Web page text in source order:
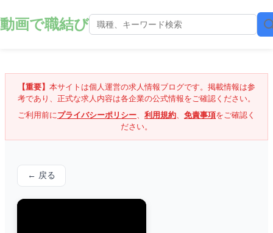
動画で職結び
【重要】 本サイトは個人運営の求人情報ブログです。掲載情報は参
考であり、正式な求人内容は各企業の公式情報をご確認ください。
ご利用前にプライバシーポリシー、 利用規約、 免責事項をご確認く
ださい。
← 戻る